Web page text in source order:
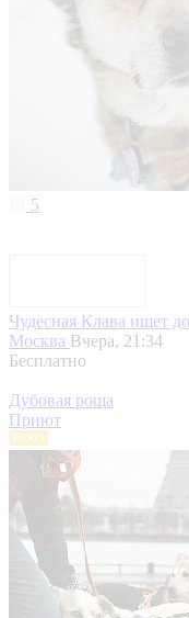
5
Чудесная Клава ищет
Москва Вчера, 21:34
Бесплатно
Дубовая роща
Приют